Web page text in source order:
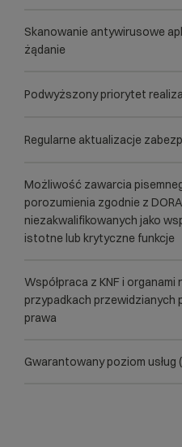
Skanowanie antywirusowe
żądanie
Podwyższony priorytet
Regularne aktualizacje
Możliwość zawarcia
porozumienia zgodnie z
niezakwalifikowanych jako
istotne lub krytyczne funkcje
Współpraca z KNF i organami
przypadkach przewidzianych
prawa
Gwarantowany poziom usług